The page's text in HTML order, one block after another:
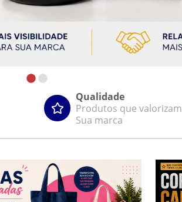
Qualidade
Produtos que valorizam
Sua marca